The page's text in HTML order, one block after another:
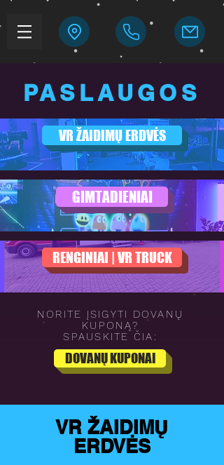
PASLAUGOS
VR ŽAIDIMŲ ERDVĖS
GIMTADIENIAI
RENGINIAI | VR TRUCK
NORITE ĮSIGYTI DOVANŲ
KUPONĄ?
SPAUSKITE ČIA:
DOVANŲ KUPONAI
VR ŽAIDIMŲ
ERDVĖS